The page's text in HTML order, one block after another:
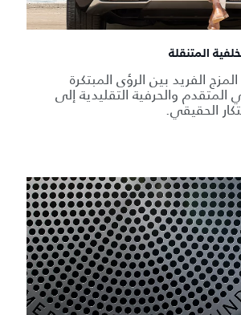
المتنقلة
الفريد بين الرؤى المبتكرة
والحرفية التقليدية إلى
الحقيقي.